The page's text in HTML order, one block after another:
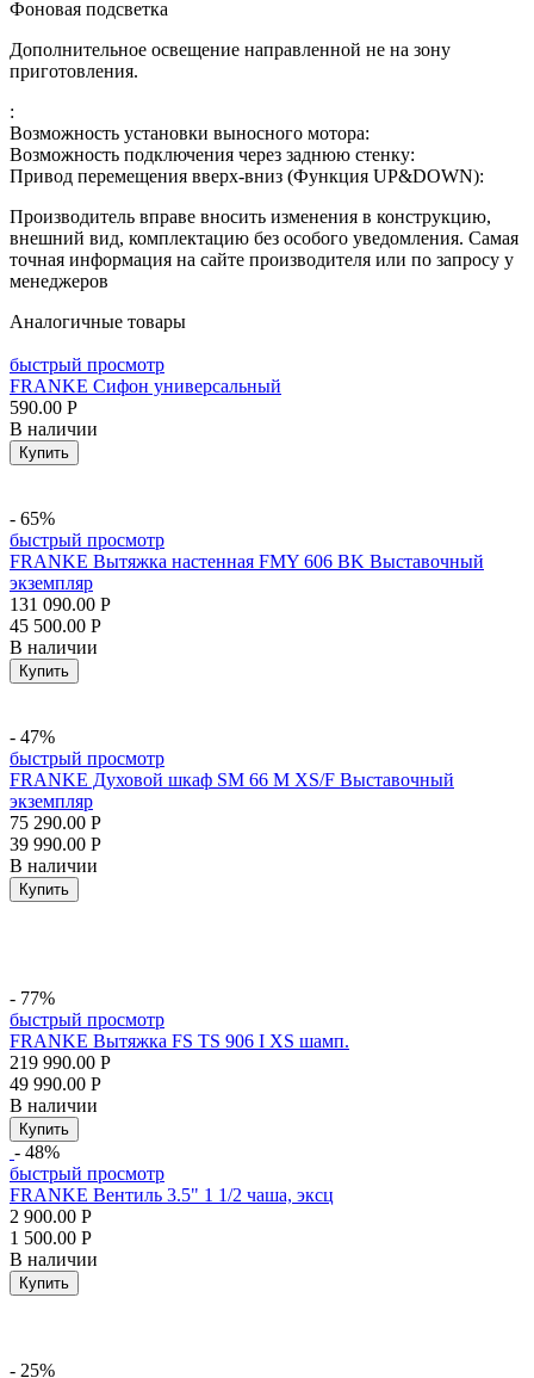
Фоновая подсветка
Дополнительное освещение направленной не на зону
приготовления.
:
Возможность установки выносного мотора:
Возможность подключения через заднюю стенку:
Привод перемещения вверх-вниз (Функция UP&DOWN):
Производитель вправе вносить изменения в конструкцию,
внешний вид, комплектацию без особого уведомления. Самая
точная информация на сайте производителя или по запросу у
менеджеров
Аналогичные товары
быстрый просмотр
FRANKE Сифон универсальный
590.00 Р
В наличии
Купить
- 65%
быстрый просмотр
FRANKE Вытяжка настенная FMY 606 BK Выставочный
экземпляр
131 090.00 Р
45 500.00 Р
В наличии
Купить
- 47%
быстрый просмотр
FRANKE Духовой шкаф SM 66 M XS/F Выставочный
экземпляр
75 290.00 Р
39 990.00 Р
В наличии
Купить
- 77%
быстрый просмотр
FRANKE Вытяжка FS TS 906 I XS шамп.
219 990.00 Р
49 990.00 Р
В наличии
Купить
- 48%
быстрый просмотр
FRANKE Вентиль 3.5" 1 1/2 чаша, эксц
2 900.00 Р
1 500.00 Р
В наличии
Купить
- 25%